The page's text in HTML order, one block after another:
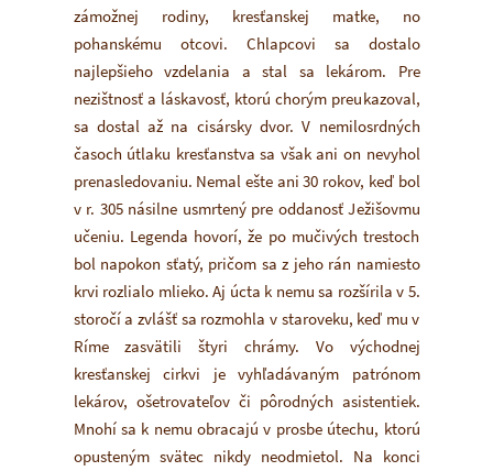
zámožnej rodiny, kresťanskej matke, no
pohanskému otcovi. Chlapcovi sa dostalo
najlepšieho vzdelania a stal sa lekárom. Pre
nezištnosť a láskavosť, ktorú chorým preukazoval,
sa dostal až na cisársky dvor. V nemilosrdných
časoch útlaku kresťanstva sa však ani on nevyhol
prenasledovaniu. Nemal ešte ani 30 rokov, keď bol
v r. 305 násilne usmrtený pre oddanosť Ježišovmu
učeniu. Legenda hovorí, že po mučivých trestoch
bol napokon sťatý, pričom sa z jeho rán namiesto
krvi rozlialo mlieko. Aj úcta k nemu sa rozšírila v 5.
storočí a zvlášť sa rozmohla v staroveku, keď mu v
Ríme zasvätili štyri chrámy. Vo východnej
kresťanskej cirkvi je vyhľadávaným patrónom
lekárov, ošetrovateľov či pôrodných asistentiek.
Mnohí sa k nemu obracajú v prosbe útechu, ktorú
opusteným svätec nikdy neodmietol. Na konci